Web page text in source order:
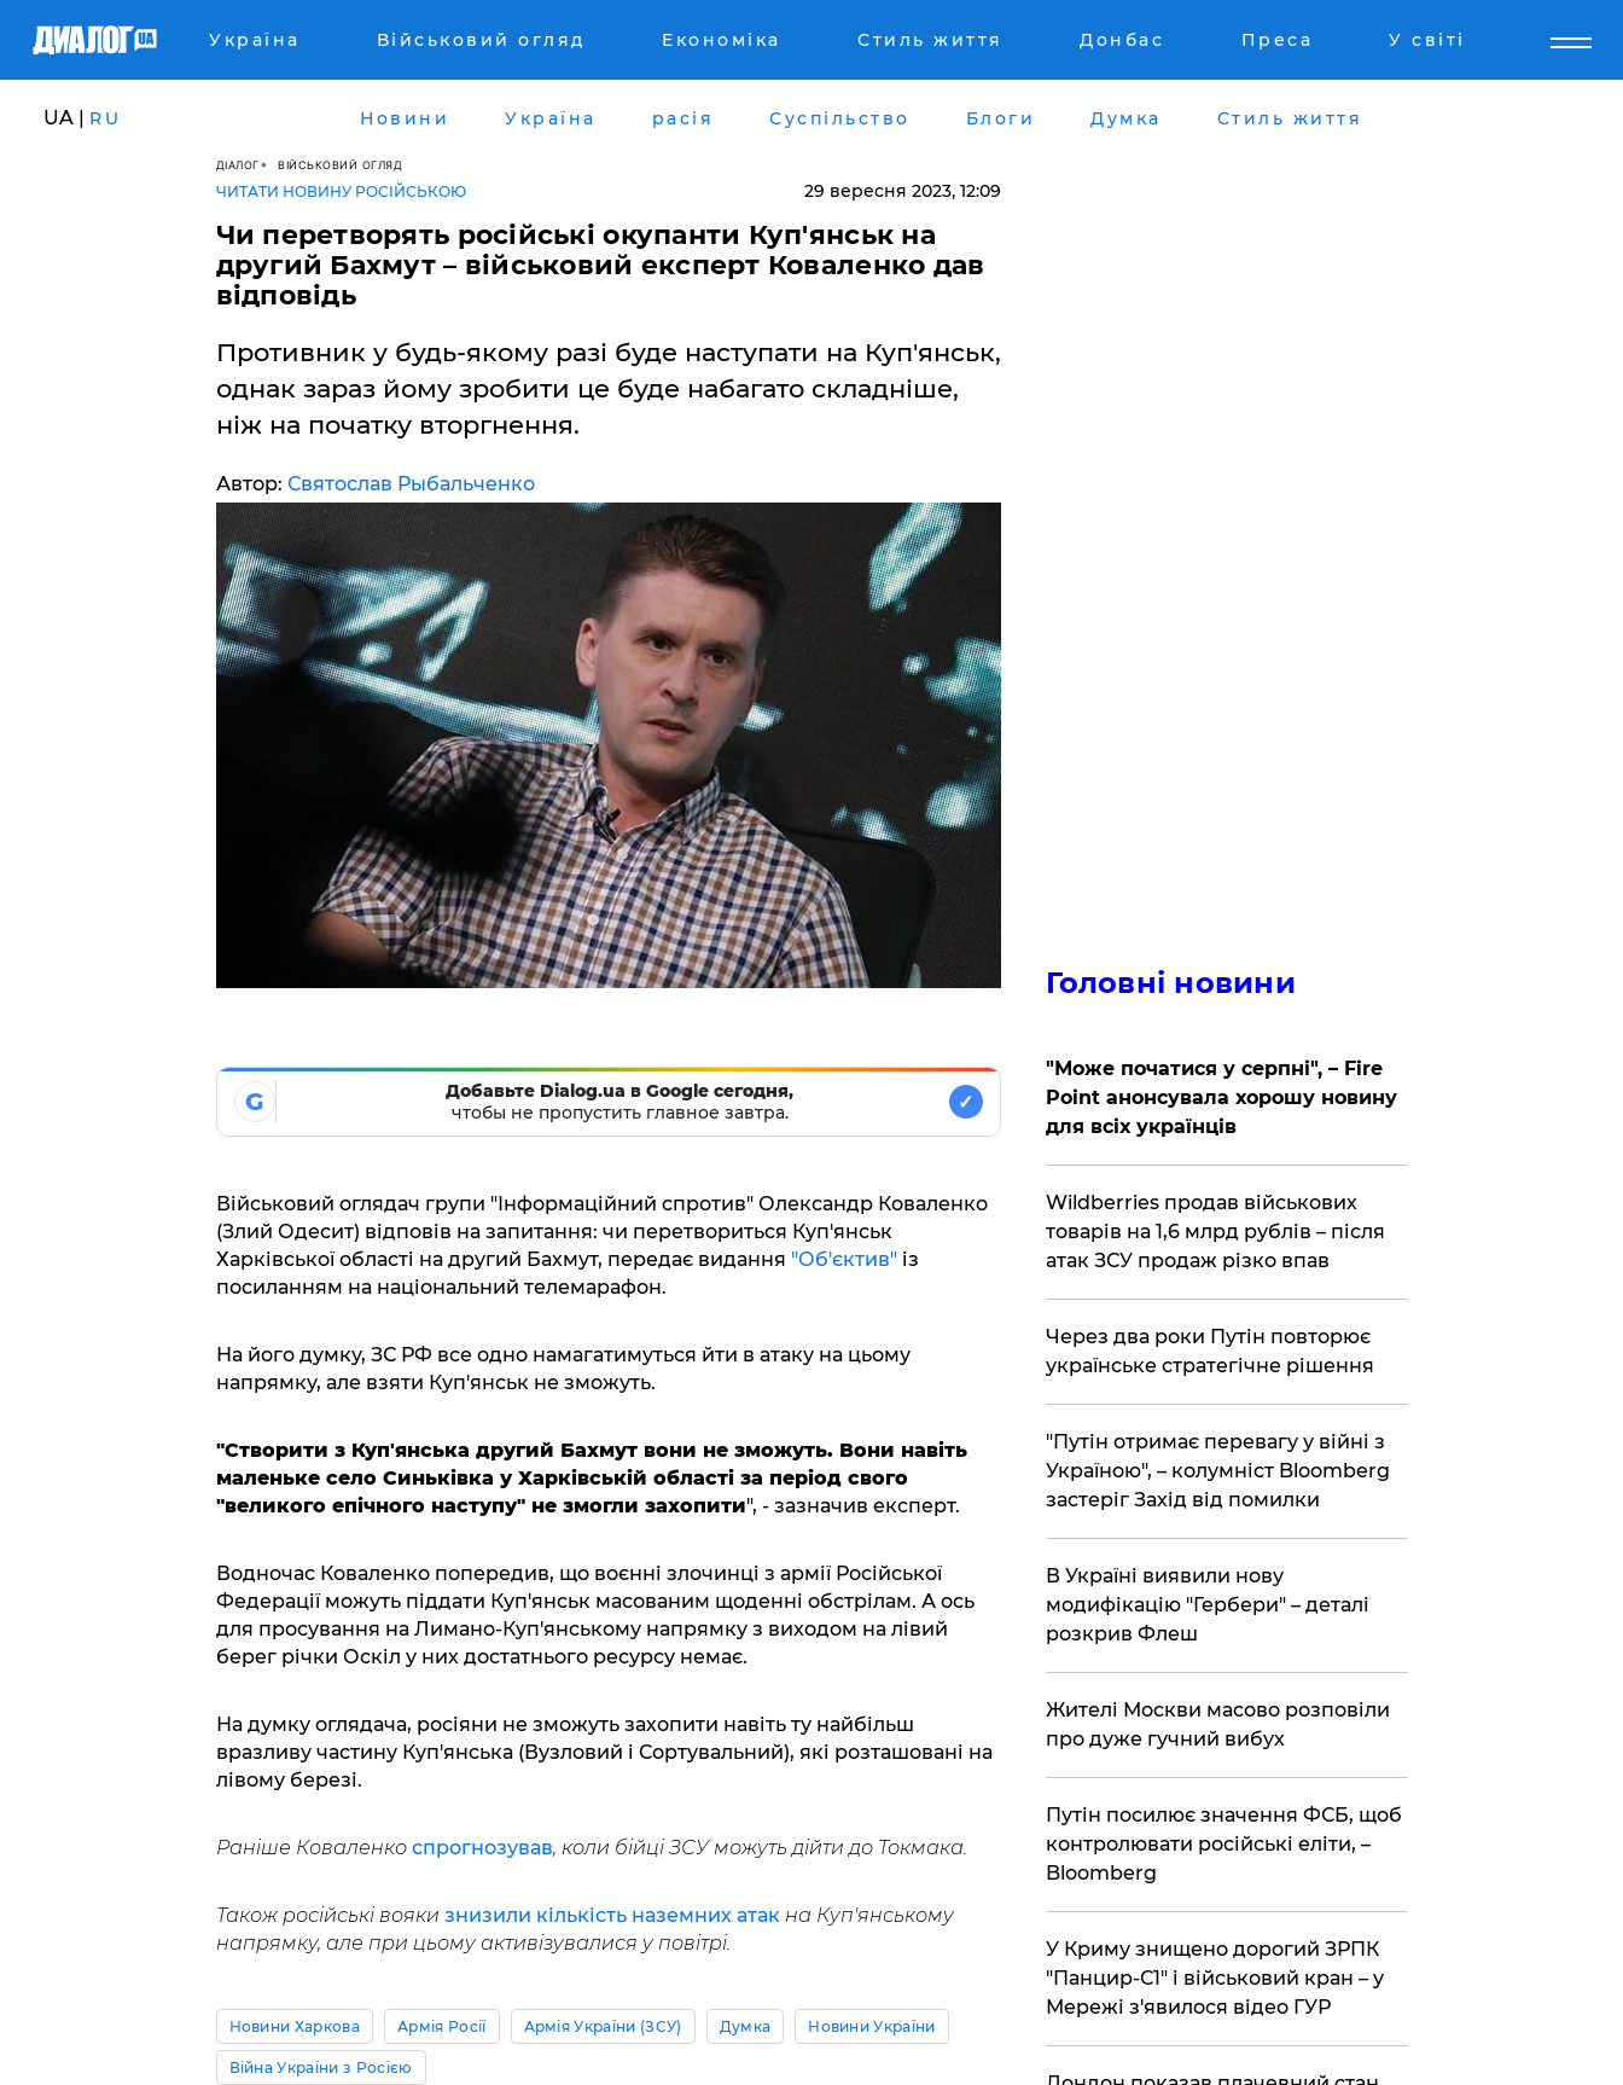
Україна Військовий огляд Економіка Стиль життя Донбас Преса У світі
UA | RU Новини Україна расія Суспільство Блоги Думка Стиль життя
ДІАЛОГ ВІЙСЬКОВИЙ ОГЛЯД
ЧИТАТИ НОВИНУ РОСІЙСЬКОЮ 29 вересня 2023, 12:09
Чи перетворять російські окупанти Куп'янськ на
другий Бахмут – військовий експерт Коваленко дав
відповідь
Противник у будь-якому разі буде наступати на Куп'янськ,
однак зараз йому зробити це буде набагато складніше,
ніж на початку вторгнення.
Автор: Святослав Рыбальченко
G
Добавьте Dialog.ua в Google сегодня,
чтобы не пропустить главное завтра.
✓
Військовий оглядач групи "Інформаційний спротив" Олександр Коваленко
(Злий Одесит) відповів на запитання: чи перетвориться Куп'янськ
Харківської області на другий Бахмут, передає видання "Об'єктив"із
посиланням на національний телемарафон.
На його думку, ЗС РФ все одно намагатимуться йти в атаку на цьому
напрямку, але взяти Куп'янськ не зможуть.
"Створити з Куп'янська другий Бахмут вони не зможуть. Вони навіть
маленьке село Синьківка у Харківській області за період свого
"великого епічного наступу" не змогли захопити", - зазначив експерт.
Водночас Коваленко попередив, що воєнні злочинці з армії Російської
Федерації можуть піддати Куп'янськ масованим щоденні обстрілам. А ось
для просування на Лимано-Куп'янському напрямку з виходом на лівий
берег річки Оскіл у них достатнього ресурсу немає.
На думку оглядача, росіяни не зможуть захопити навіть ту найбільш
вразливу частину Куп'янська (Вузловий і Сортувальний), які розташовані на
лівому березі.
Раніше Коваленко спрогнозував, коли бійці ЗСУ можуть дійти до Токмака.
Також російські вояки знизили кількість наземних атак на Куп'янському
напрямку, але при цьому активізувалися у повітрі.
Новини Харкова Армія Росії Армія України (ЗСУ) Думка Новини України
Війна України з Росією
Головні новини
"Може початися у серпні", – Fire
Point анонсувала хорошу новину
для всіх українців
Wildberries продав військових
товарів на 1,6 млрд рублів – після
атак ЗСУ продаж різко впав
Через два роки Путін повторює
українське стратегічне рішення
"Путін отримає перевагу у війні з
Україною", – колумніст Bloomberg
застеріг Захід від помилки
В Україні виявили нову
модифікацію "Гербери" – деталі
розкрив Флеш
Жителі Москви масово розповіли
про дуже гучний вибух
Путін посилює значення ФСБ, щоб
контролювати російські еліти, –
Bloomberg
У Криму знищено дорогий ЗРПК
"Панцир-С1" і військовий кран – у
Мережі з'явилося відео ГУР